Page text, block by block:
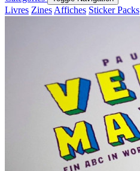
Livres Zines Affiches Sticker Packs